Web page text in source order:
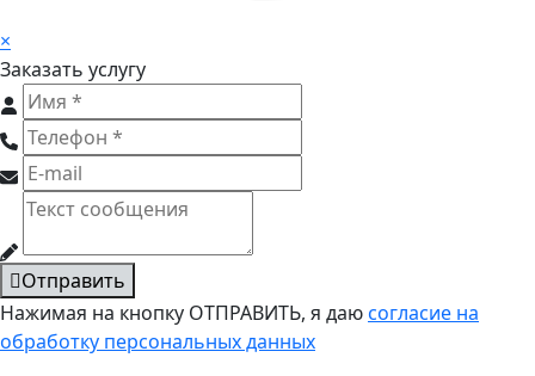
×
Заказать услугу
Отправить
Нажимая на кнопку ОТПРАВИТЬ, я даюсогласие на
обработку персональных данных